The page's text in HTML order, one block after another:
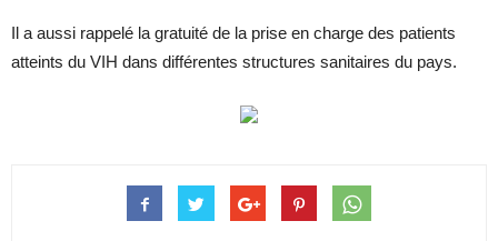
Il a aussi rappelé la gratuité de la prise en charge des patients
atteints du VIH dans différentes structures sanitaires du pays.